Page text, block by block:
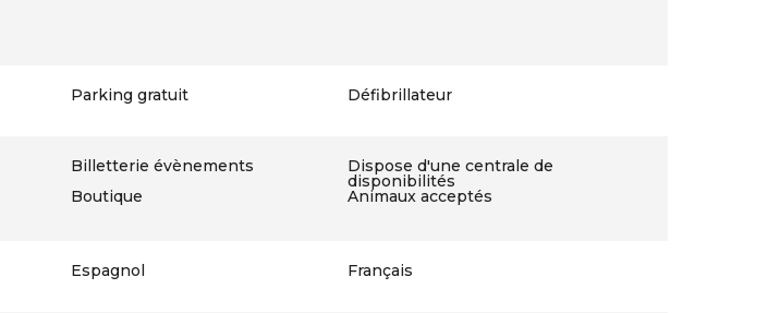
Parking gratuit Défibrillateur
Billetterie évènements Dispose d'une centrale de
disponibilités
Boutique Animaux acceptés
Espagnol Français